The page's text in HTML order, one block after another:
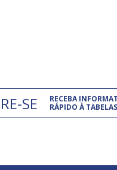
SE
RECEBA
RÁPIDO À